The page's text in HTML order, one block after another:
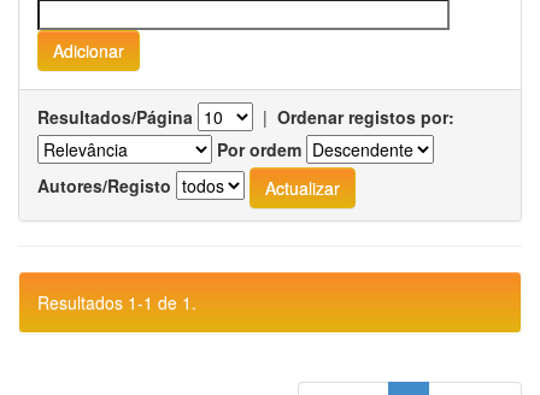
Resultados/Página | Ordenar registos por:
Por ordem
Autores/Registo
Resultados 1-1 de 1.